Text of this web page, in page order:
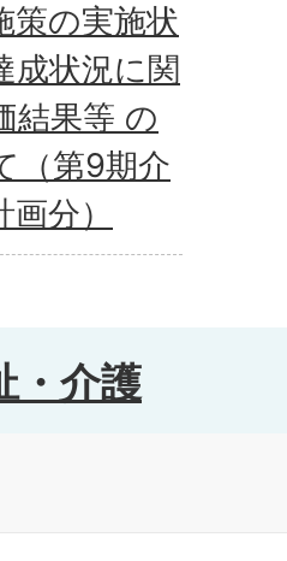
策の実施状
成状況に関
結果等 の
（第9期介
分）
・介護